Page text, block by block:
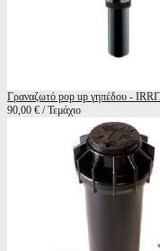
Γραναζωτό pop up γηπέδου -
90,00 € / Τεμάχιο